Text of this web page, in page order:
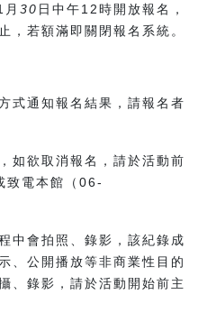
月 30 日中午12時開放報名，
，若額滿即關閉報名系統。
式通知報名結果，請報名者
如欲取消報名，請於活動前
致電本館（ 06-
中會拍照、錄影，該紀錄成
、公開播放等非商業性目的
、錄影，請於活動開始前主